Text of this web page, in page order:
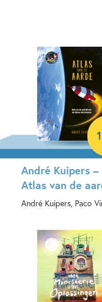
André Kuipers –
Atlas van de
André Kuipers, Paco